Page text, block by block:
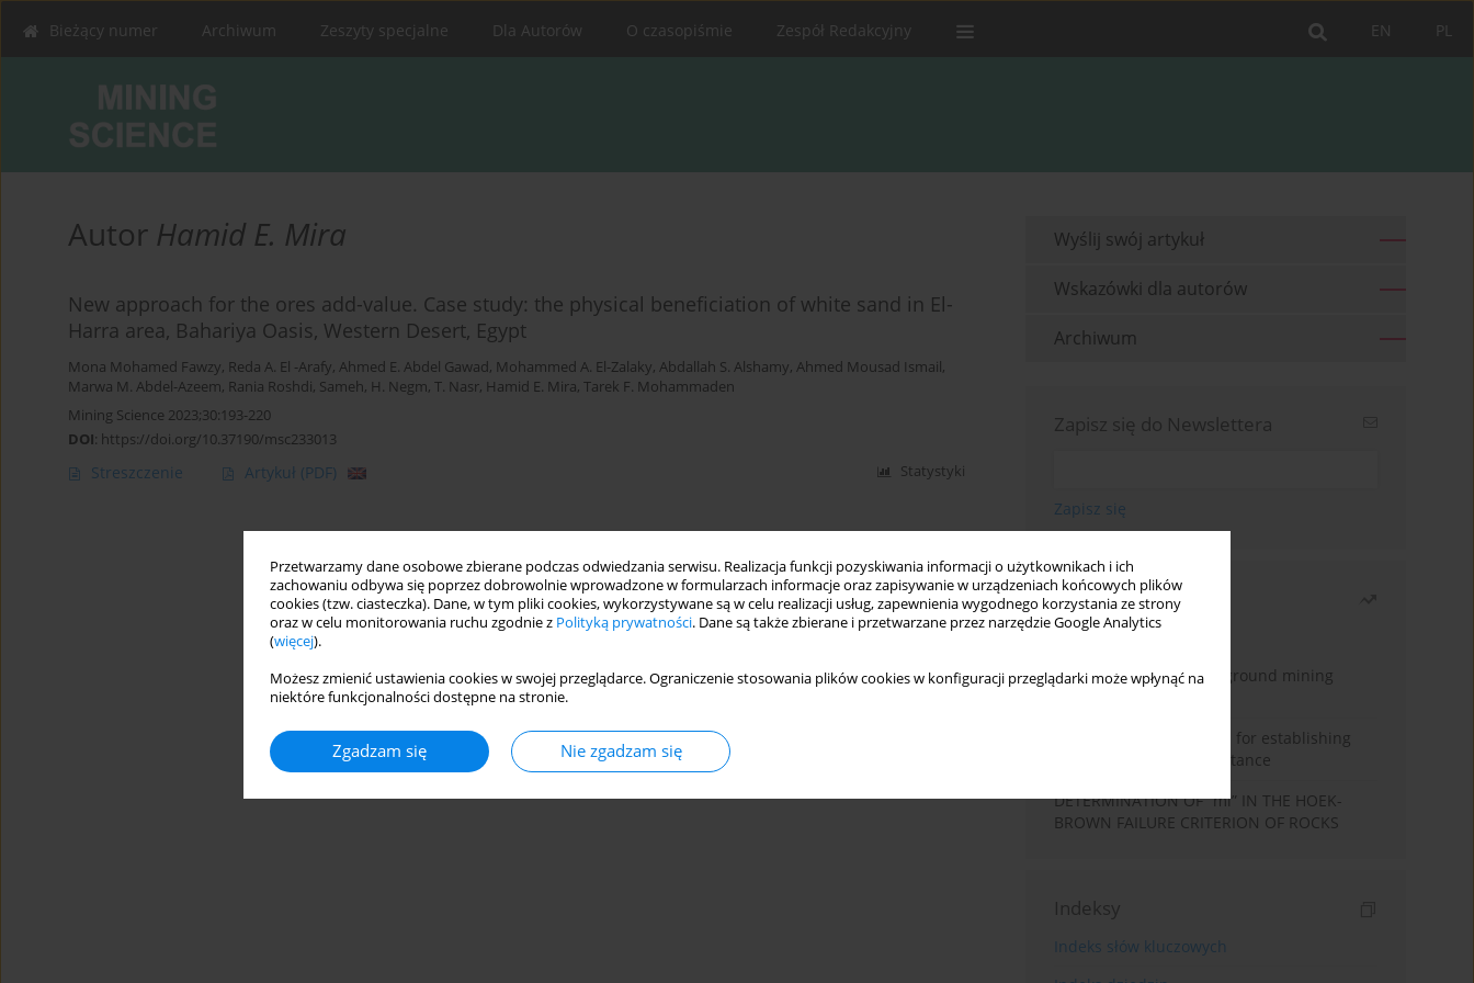
Przetwarzamy dane osobowe zbierane podczas odwiedzania serwisu. Realizacja funkcji pozyskiwania informacji o użytkownikach i ich
zachowaniu odbywa się poprzez dobrowolnie wprowadzone w formularzach informacje oraz zapisywanie w urządzeniach końcowych plików
cookies (tzw. ciasteczka). Dane, w tym pliki cookies, wykorzystywane są w celu realizacji usług, zapewnienia wygodnego korzystania ze strony
oraz w celu monitorowania ruchu zgodnie z Polityką prywatności. Dane są także zbierane i przetwarzane przez narzędzie Google Analytics
(więcej).
Możesz zmienić ustawienia cookies w swojej przeglądarce. Ograniczenie stosowania plików cookies w konfiguracji przeglądarki może wpłynąć na
niektóre funkcjonalności dostępne na stronie.
Zgadzam się Nie zgadzam się
PL
EN
Bieżący numer Archiwum Zeszyty specjalne Dla Autorów O czasopiśmie Zespół Redakcyjny
Autor Hamid E. Mira
New approach for the ores add-value. Case study: the physical beneficiation of white sand in El-
Harra area, Bahariya Oasis, Western Desert, Egypt
Mona Mohamed Fawzy, Reda A. El -Arafy, Ahmed E. Abdel Gawad, Mohammed A. El-Zalaky, Abdallah S. Alshamy, Ahmed Mousad Ismail,
Marwa M. Abdel-Azeem, Rania Roshdi, Sameh, H. Negm, T. Nasr, Hamid E. Mira, Tarek F. Mohammaden
Mining Science 2023;30:193-220
DOI: https://doi.org/10.37190/msc233013
Streszczenie Artykuł (PDF) Statystyki
Wyślij swój artykuł
Wskazówki dla autorów
Archiwum
Zapisz się do Newslettera
Najczęściej czytane
Miesiąc
Rok
Methodology for underground mining
New theoretical method for establishing
indentation rolling resistance
DETERMINATION OF “mi” IN THE HOEK-
BROWN FAILURE CRITERION OF ROCKS
Indeksy
Indeks słów kluczowych